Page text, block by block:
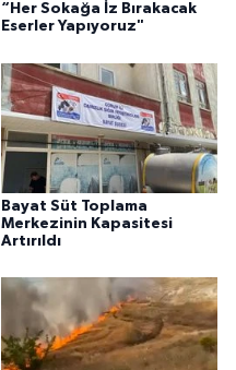
“Her Sokağa İz Bırakacak
Eserler Yapıyoruz"
Bayat Süt Toplama
Merkezinin Kapasitesi
Artırıldı